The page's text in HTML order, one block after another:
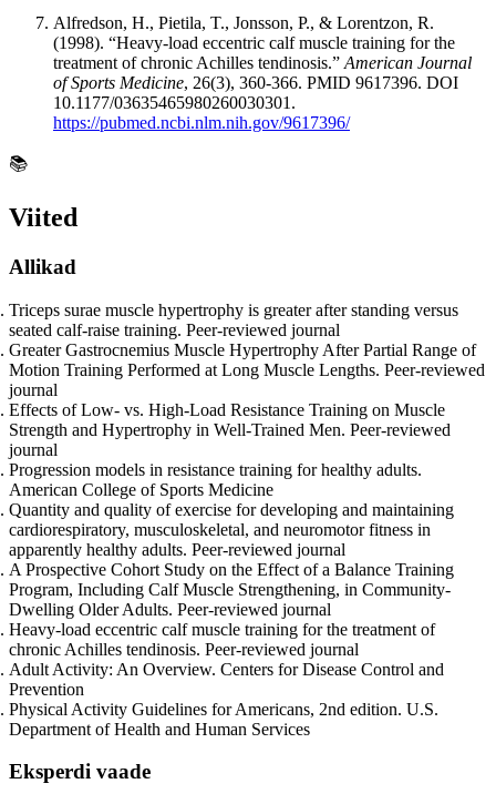
Alfredson, H., Pietila, T., Jonsson, P., & Lorentzon, R.
(1998). “Heavy-load eccentric calf muscle training for the
treatment of chronic Achilles tendinosis.” American Journal
of Sports Medicine, 26(3), 360-366. PMID 9617396. DOI
10.1177/03635465980260030301.
https://pubmed.ncbi.nlm.nih.gov/9617396/
📚
Viited
Allikad
Triceps surae muscle hypertrophy is greater after standing versus
seated calf-raise training. Peer-reviewed journal
Greater Gastrocnemius Muscle Hypertrophy After Partial Range of
Motion Training Performed at Long Muscle Lengths. Peer-reviewed
journal
Effects of Low- vs. High-Load Resistance Training on Muscle
Strength and Hypertrophy in Well-Trained Men. Peer-reviewed
journal
Progression models in resistance training for healthy adults.
American College of Sports Medicine
Quantity and quality of exercise for developing and maintaining
cardiorespiratory, musculoskeletal, and neuromotor fitness in
apparently healthy adults. Peer-reviewed journal
A Prospective Cohort Study on the Effect of a Balance Training
Program, Including Calf Muscle Strengthening, in Community-
Dwelling Older Adults. Peer-reviewed journal
Heavy-load eccentric calf muscle training for the treatment of
chronic Achilles tendinosis. Peer-reviewed journal
Adult Activity: An Overview. Centers for Disease Control and
Prevention
Physical Activity Guidelines for Americans, 2nd edition. U.S.
Department of Health and Human Services
Eksperdi vaade